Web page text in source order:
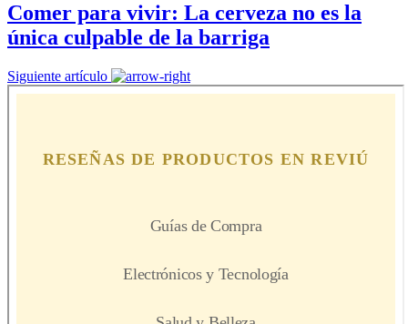
Comer para vivir: La cerveza no es la
única culpable de la barriga
Siguiente artículo